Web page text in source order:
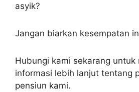
asyik?
Jangan biarkan kesempatan
Hubungi kami sekarang untuk
informasi lebih lanjut tentang
pensiun kami.